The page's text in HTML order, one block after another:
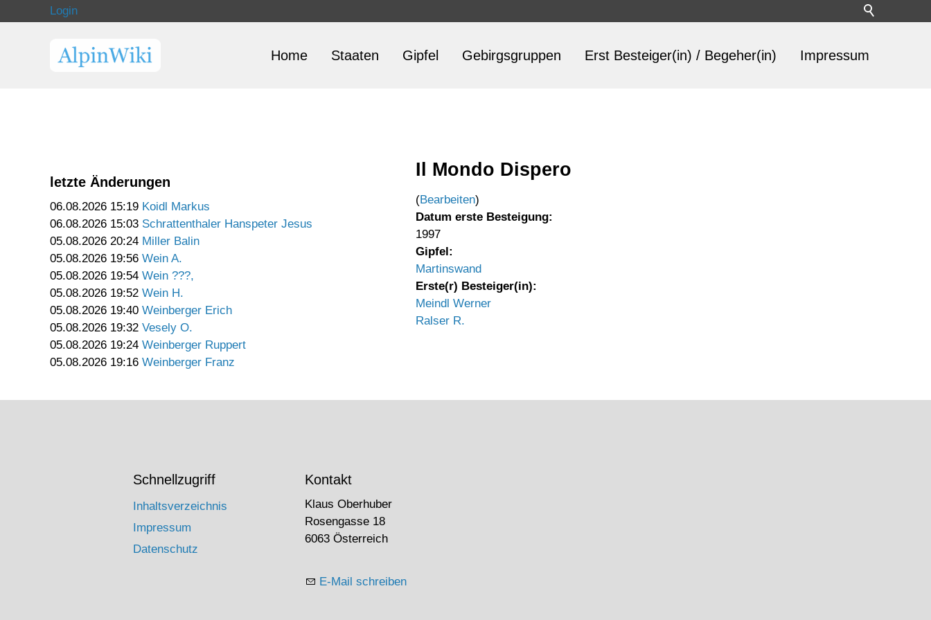
Login
Home Staaten Gipfel Gebirgsgruppen Erst Besteiger(in) / Begeher(in) Impressum
letzte Änderungen
06.08.2026 15:19 Koidl Markus
06.08.2026 15:03 Schrattenthaler Hanspeter Jesus
05.08.2026 20:24 Miller Balin
05.08.2026 19:56 Wein A.
05.08.2026 19:54 Wein ???,
05.08.2026 19:52 Wein H.
05.08.2026 19:40 Weinberger Erich
05.08.2026 19:32 Vesely O.
05.08.2026 19:24 Weinberger Ruppert
05.08.2026 19:16 Weinberger Franz
Il Mondo Dispero
(Bearbeiten)
Datum erste Besteigung:
1997
Gipfel:
Martinswand
Erste(r) Besteiger(in):
Meindl Werner
Ralser R.
Schnellzugriff
Inhaltsverzeichnis
Impressum
Datenschutz
Kontakt
Klaus Oberhuber
Rosengasse 18
6063 Österreich
E-Mail schreiben